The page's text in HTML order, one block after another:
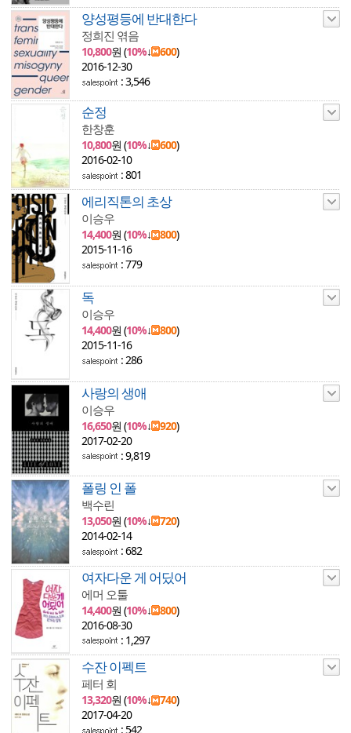
양성평등에 반대한다
정희진 엮음
10,800원 (10%↓ 600)
2016-12-30
: 3,546
순정
한창훈
10,800원 (10%↓ 600)
2016-02-10
: 801
에리직톤의 초상
이승우
14,400원 (10%↓ 800)
2015-11-16
: 779
독
이승우
14,400원 (10%↓ 800)
2015-11-16
: 286
사랑의 생애
이승우
16,650원 (10%↓ 920)
2017-02-20
: 9,819
폴링 인 폴
백수린
13,050원 (10%↓ 720)
2014-02-14
: 682
여자다운 게 어딨어
에머 오툴
14,400원 (10%↓ 800)
2016-08-30
: 1,297
수잔 이펙트
페터 회
13,320원 (10%↓ 740)
2017-04-20
: 542